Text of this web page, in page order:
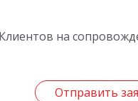
Клиентов на
Отправить
Отправить